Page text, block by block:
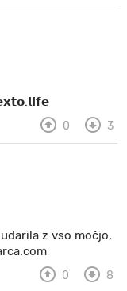
0 3
z vso močjo,
0 8